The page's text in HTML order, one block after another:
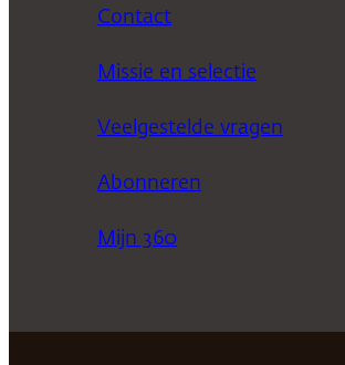
Contact
Missie en selectie
Veelgestelde vragen
Abonneren
Mijn 360